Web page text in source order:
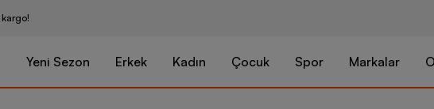
kargo!
Yeni Sezon Erkek Kadın Çocuk Spor Markalar